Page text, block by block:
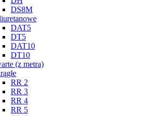
DS8M
DAT5
DT5
DAT10
DT10
(z metra)
RR 2
RR 3
RR 4
RR 5